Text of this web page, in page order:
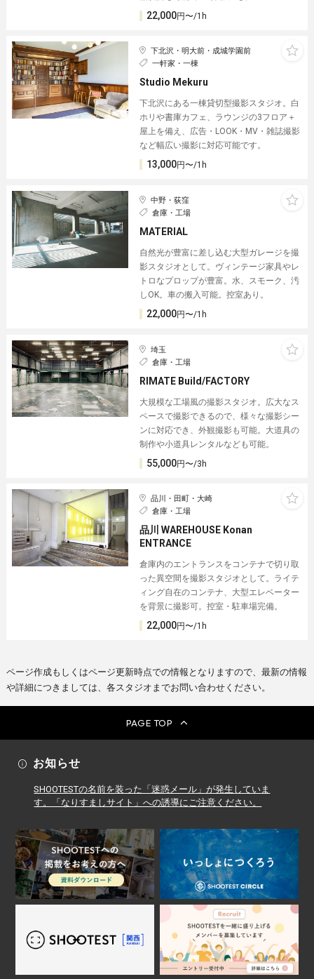
22,000円〜/1h
下北沢・明大前・成城学園前
一軒家・一棟
Studio Mekuru
下北沢にある一棟貸切型撮影スタジオ。白
ホリや書庫カフェ、ラウンジの3フロア＋
屋上を備え、広告・LOOK・MV・雑誌撮影
など幅広い撮影に対応可能です。
13,000円〜/1h
中野・荻窪
倉庫・工場
MATERIAL︎
自然光が豊富に差し込む大型ガレージを撮
影スタジオとして。ヴィンテージ家具やレ
トロなプロップが豊富。水、スモーク、汚
しOK。車の搬入可能。控室あり。
22,000円〜/1h
埼玉
倉庫・工場
RIMATE Build/FACTORY
大規模な工場風の撮影スタジオ。広大なス
ペースで撮影できるので、様々な撮影シー
ンに対応でき、外観撮影も可能。大道具の
制作や小道具レンタルなども可能。
55,000円〜/3h
品川・田町・大崎
倉庫・工場
品川 WAREHOUSE Konan
ENTRANCE
倉庫内のエントランスをコンテナで切り取
った異空間を撮影スタジオとして。ライテ
ィング自在のコンテナ、大型エレベーター
を背景に撮影可。控室・駐車場完備。
22,000円〜/1h
ページ作成もしくはページ更新時点での情報となりますので、最新の情報
や詳細につきましては、各スタジオまでお問い合わせください。
PAGE TOP
お知らせ
SHOOTESTの名前を装った「迷惑メール」が発生していま
す。「なりすましサイト」への誘導にご注意ください。